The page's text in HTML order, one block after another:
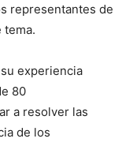
representantes de
tema.
experiencia
80
a resolver las
de los